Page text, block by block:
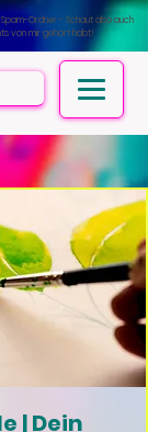
Ordner - Schaut also auch
von mir gehört habt!
| Dein